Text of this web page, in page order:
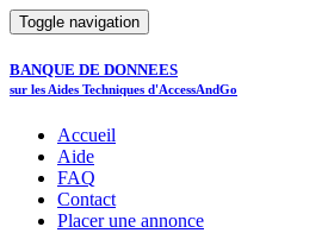
Toggle navigation
BANQUE DE DONNEES
sur les Aides Techniques d'AccessAndGo
Accueil
Aide
FAQ
Contact
Placer une annonce